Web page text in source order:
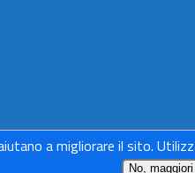
a migliorare il sito.
No,